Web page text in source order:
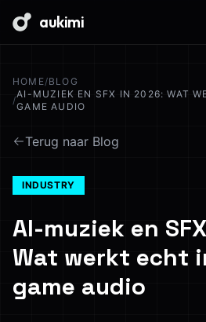
aukimi
HOME/BLOG
/
AI-MUZIEK EN SFX IN 2026: WAT
GAME AUDIO
Terug naar Blog
INDUSTRY
AI-muziek en
Wat werkt echt
game audio